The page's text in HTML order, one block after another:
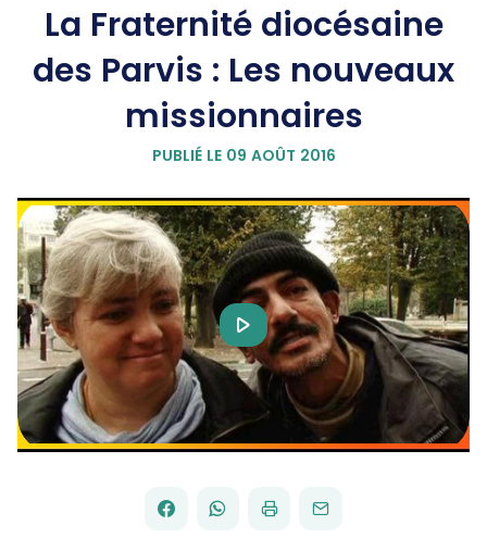
La Fraternité diocésaine
des Parvis : Les nouveaux
missionnaires
PUBLIÉ LE 09 AOÛT 2016
Play
Video
PARTAGER
FACEBOOK
PARTAGER
WHATSAPP
IMPRIMERENVOYER
PAR
EMAIL